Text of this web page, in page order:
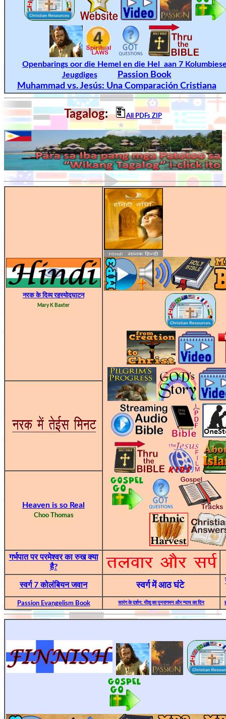
Openbarings oor die Hemel en die Hel aan 7
Jeugdiges
Passion Book
Muhammad vs. Jesús: Una Comparación Cristiana
Tagalog: All PDFs ZIP
नरक के दिव्य रहस्योद्घाटन
Mary K Baxter
Heaven is so Real
Choo Thomas
गर्भपात पर परमेश्वर का रुख क्या
है?
स्वर्ग 7 कोलंबियन जवान स्वर्ग में आठ घंटे
Passion Evangelism Book सारंग के दर्शन: यीशु का पुनरागमन और न्याय का दिन